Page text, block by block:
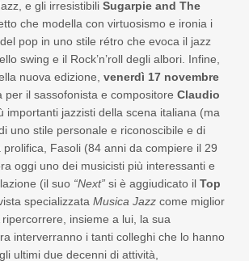
e gli irresistibili Sugarpie and The
che modella con virtuosismo e ironia i
pop in uno stile rétro che evoca il jazz
swing e il Rock’n’roll degli albori. Infine,
nuova edizione, venerdì 17 novembre
per il sassofonista e compositore Claudio
importanti jazzisti della scena italiana (ma
uno stile personale e riconoscibile e di
prolifica, Fasoli (84 anni da compiere il 29
oggi uno dei musicisti più interessanti e
(il suo “Next” si è aggiudicato il Top
specializzata Musica Jazz come miglior
ripercorrere, insieme a lui, la sua
interverranno i tanti colleghi che lo hanno
ultimi due decenni di attività,